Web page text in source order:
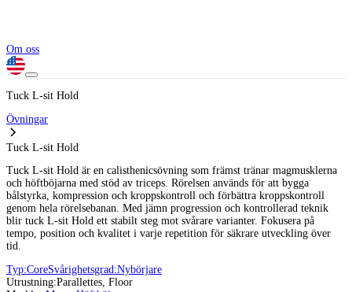
Om oss
Tuck L-sit Hold
Övningar
Tuck L-sit Hold
Tuck L-sit Hold är en calisthenicsövning som främst tränar magmusklerna
och höftböjarna med stöd av triceps. Rörelsen används för att bygga
bålstyrka, kompression och kroppskontroll och förbättra kroppskontroll
genom hela rörelsebanan. Med jämn progression och kontrollerad teknik
blir tuck L-sit Hold ett stabilt steg mot svårare varianter. Fokusera på
tempo, position och kvalitet i varje repetition för säkrare utveckling över
tid.
Typ:CoreSvårighetsgrad:Nybörjare
Utrustning:Parallettes, Floor